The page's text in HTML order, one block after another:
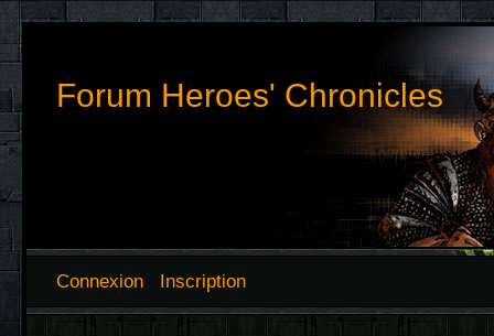
Forum Heroes' Chronicles
Connexion Inscription